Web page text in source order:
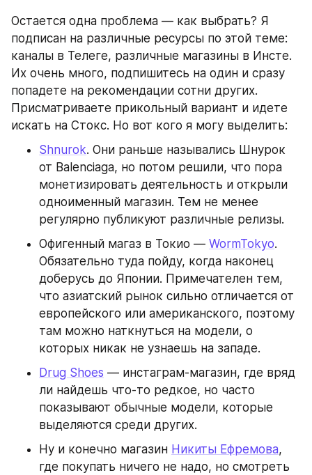
Остается одна проблема — как выбрать? Я
подписан на различные ресурсы по этой теме:
каналы в Телеге, различные магазины в Инсте.
Их очень много, подпишитесь на один и сразу
попадете на рекомендации сотни других.
Присматриваете прикольный вариант и идете
искать на Стокс. Но вот кого я могу выделить:
Shnurok. Они раньше назывались Шнурок
от Balenciaga, но потом решили, что пора
монетизировать деятельность и открыли
одноименный магазин. Тем не менее
регулярно публикуют различные релизы.
Офигенный магаз в Токио — WormTokyo.
Обязательно туда пойду, когда наконец
доберусь до Японии. Примечателен тем,
что азиатский рынок сильно отличается от
европейского или американского, поэтому
там можно наткнуться на модели, о
которых никак не узнаешь на западе.
Drug Shoes — инстаграм-магазин, где вряд
ли найдешь что-то редкое, но часто
показывают обычные модели, которые
выделяются среди других.
Ну и конечно магазин Никиты Ефремова,
где покупать ничего не надо, но смотреть